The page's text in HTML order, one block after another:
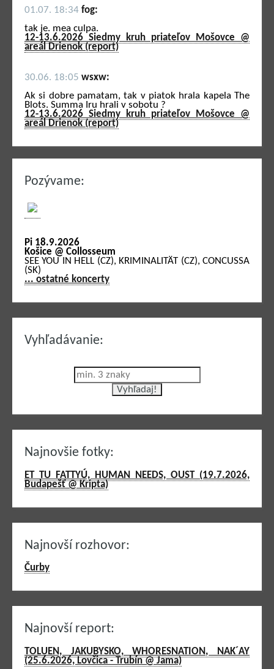
01.07. 18:34 fog:
tak je. mea culpa.
12-13.6.2026 Siedmy kruh priateľov Mošovce @
areál Drienok (report)
30.06. 18:05 wsxw:
Ak si dobre pamatam, tak v piatok hrala kapela The
Blots. Summa Iru hrali v sobotu ?
12-13.6.2026 Siedmy kruh priateľov Mošovce @
areál Drienok (report)
Pozývame:
Pi 18.9.2026
Košice @ Collosseum
SEE YOU IN HELL (CZ), KRIMINALITÄT (CZ), CONCUSSA
(SK)
... ostatné koncerty
Vyhľadávanie:
Najnovšie fotky:
ET TU FATTYÚ, HUMAN NEEDS, OUST (19.7.2026,
Budapešť @ Kripta)
Najnovší rozhovor:
Čurby
Najnovší report:
TOLUEN, JAKUBYSKO, WHORESNATION, NAK´AY
(25.6.2026, Lovčica - Trubín @ Jama)